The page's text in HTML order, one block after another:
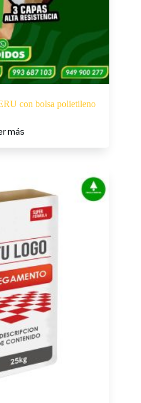
con bolsa polietileno
más